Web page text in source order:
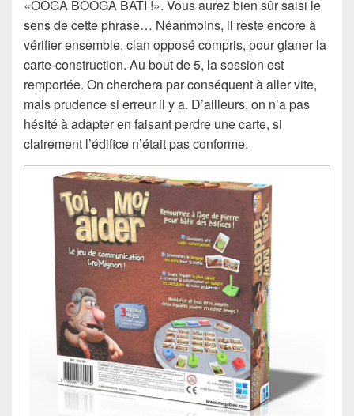
«OOGA BOOGA BATI !». Vous aurez bien sûr saisi le
sens de cette phrase… Néanmoins, il reste encore à
vérifier ensemble, clan opposé compris, pour glaner la
carte-construction. Au bout de 5, la session est
remportée. On cherchera par conséquent à aller vite,
mais prudence si erreur il y a. D’ailleurs, on n’a pas
hésité à adapter en faisant perdre une carte, si
clairement l’édifice n’était pas conforme.